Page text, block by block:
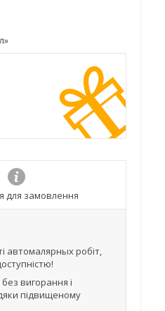
для замовлення
автомалярных робіт,
вигорання і
підвищеному